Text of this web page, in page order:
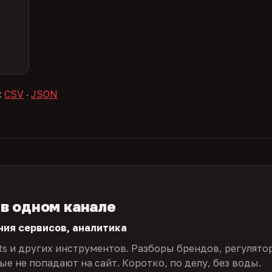
CSV · JSON
одном канале
сервисов, аналитика
и других инструментов. Разборы брендов,
не попадают на сайт. Коротко, по делу, без воды.